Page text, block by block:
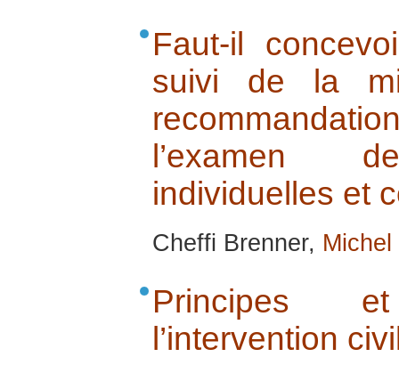
Faut-il
suivi de la
l’examen
individuelles et
Cheffi Brenner,
Principes
l’intervention